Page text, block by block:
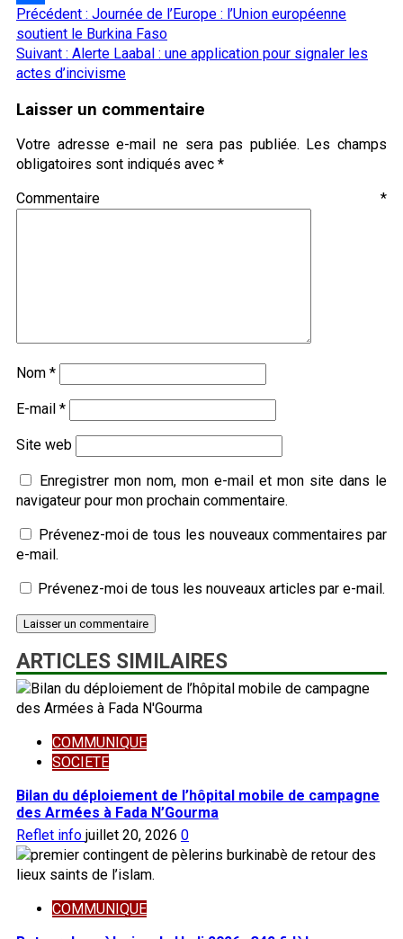
Partager
Navigation
d’article
Précédent : Journée de l’Europe : l’Union européenne
soutient le Burkina Faso
Suivant : Alerte Laabal : une application pour signaler les
actes d’incivisme
Laisser un commentaire
Votre adresse e-mail ne sera pas publiée. Les champs
obligatoires sont indiqués avec *
Commentaire *
Nom *
E-mail *
Site web
Enregistrer mon nom, mon e-mail et mon site dans le
navigateur pour mon prochain commentaire.
Prévenez-moi de tous les nouveaux commentaires par
e-mail.
Prévenez-moi de tous les nouveaux articles par e-mail.
ARTICLES SIMILAIRES
COMMUNIQUE
SOCIETE
Bilan du déploiement de l’hôpital mobile de campagne
des Armées à Fada N’Gourma
Reflet info juillet 20, 2026 0
COMMUNIQUE